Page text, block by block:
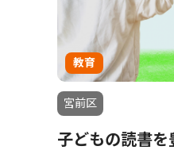
教育
宮前区
子どもの読書